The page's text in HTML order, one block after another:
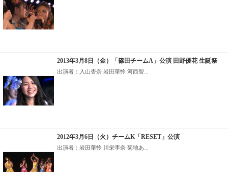
2013年3月8日（金）「篠田チームA」公演 田野優花 生誕祭
出演者：入山杏奈 岩田華怜 河西智...
2012年3月6日（火）チームK「RESET」公演
出演者：岩田華怜 川栄李奈 菊地あ...